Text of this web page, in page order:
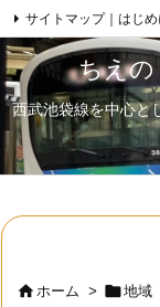
ちえの
西武池袋線を中心と
サイトマップ｜はじめ
日本酒 歌舞伎
ホーム > 地域